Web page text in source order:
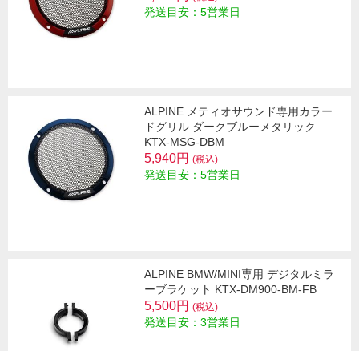
発送目安：5営業日
ALPINE メティオサウンド専用カラー
ドグリル ダークブルーメタリック
KTX-MSG-DBM
5,940円 (税込)
発送目安：5営業日
ALPINE BMW/MINI専用 デジタルミラ
ーブラケット KTX-DM900-BM-FB
5,500円 (税込)
発送目安：3営業日